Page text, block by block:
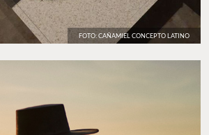
FOTO: CAÑAMIEL CONCEPTO LATINO